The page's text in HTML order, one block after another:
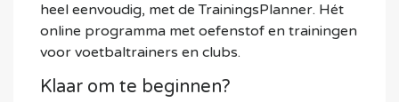
heel eenvoudig, met de TrainingsPlanner. Hét
online programma met oefenstof en trainingen
voor voetbaltrainers en clubs.
Klaar om te beginnen?